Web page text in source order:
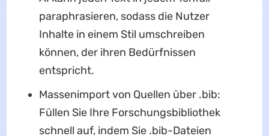
paraphrasieren, sodass die Nutzer
Inhalte in einem Stil umschreiben
können, der ihren Bedürfnissen
entspricht.
Massenimport von Quellen über .bib:
Füllen Sie Ihre Forschungsbibliothek
schnell auf, indem Sie .bib-Dateien